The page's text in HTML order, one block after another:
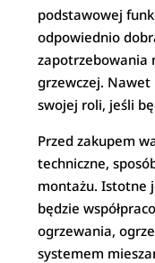
podstawowej
odpowiednio
zapotrzebowania
grzewczej. Nawet
swojej roli, jeśli
Przed zakupem
techniczne,
montażu. Istotne
będzie
ogrzewania,
systemem